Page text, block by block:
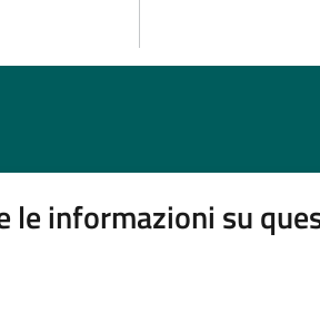
le informazioni su